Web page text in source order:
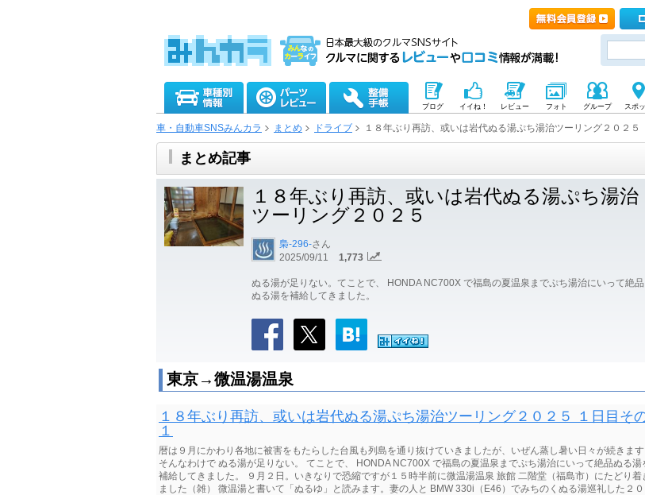
ブログ イイね！ レビュー フォト グループ スポ
車・自動車SNSみんカラ まとめ ドライブ １８年ぶり再訪、或いは岩代ぬる湯ぷち湯治ツーリング２０２５
まとめ記事
１８年ぶり再訪、或いは岩代ぬる湯ぷち湯治
ツーリング２０２５
梟-296-さん
2025/09/11
1,773
ぬる湯が足りない。てことで、 HONDA NC700X で福島の夏温泉までぷち湯治にいって絶品
ぬる湯を補給してきました。
東京→微温湯温泉
１８年ぶり再訪、或いは岩代ぬる湯ぷち湯治ツーリング２０２５ １日目そ
１
暦は９月にかわり各地に被害をもたらした台風も列島を通り抜けていきましたが、いぜん蒸し暑い日々が続きます
そんなわけで ぬる湯が足りない。 てことで、 HONDA NC700X で福島の夏温泉までぷち湯治にいって絶品ぬる湯
補給してきました。 ９月２日。いきなりで恐縮ですが１５時半前に微温湯温泉 旅館 二階堂（福島市）にたどり着
ました（雑） 微温湯と書いて「ぬるゆ」と読みます。妻の人と BMW 330i（E46）でみちのくぬる湯巡礼した２０